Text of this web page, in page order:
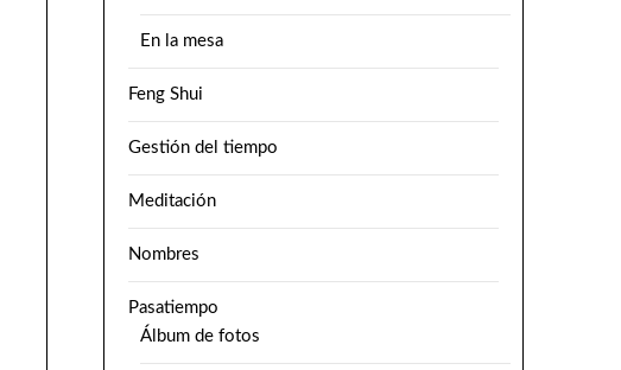
En la mesa
Feng Shui
Gestión del tiempo
Meditación
Nombres
Pasatiempo
Álbum de fotos